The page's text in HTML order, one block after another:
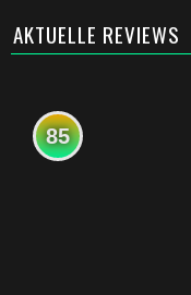
AKTUELLE REVIEWS
85